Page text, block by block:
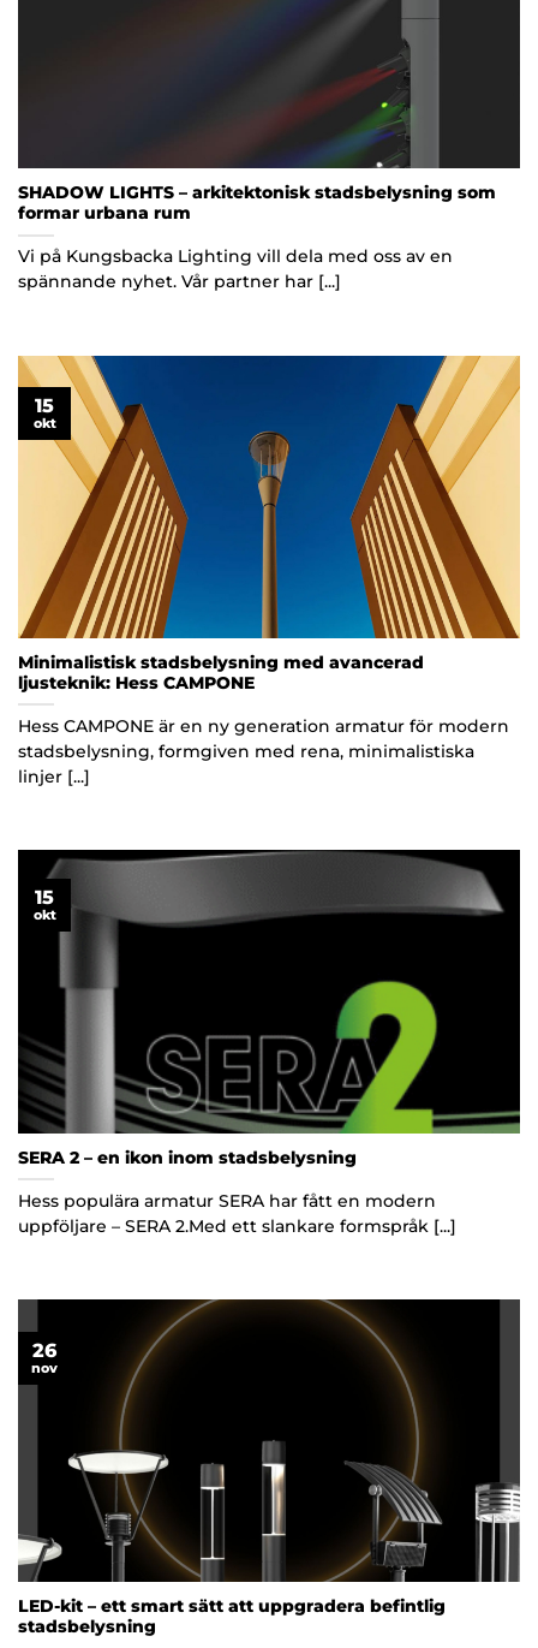
SHADOW LIGHTS – arkitektonisk stadsbelysning som
formar urbana rum
Vi på Kungsbacka Lighting vill dela med oss av en
spännande nyhet. Vår partner har [...]
Minimalistisk stadsbelysning med avancerad
ljusteknik: Hess CAMPONE
Hess CAMPONE är en ny generation armatur för modern
stadsbelysning, formgiven med rena, minimalistiska
linjer [...]
15
okt
SERA 2 – en ikon inom stadsbelysning
Hess populära armatur SERA har fått en modern
uppföljare – SERA 2.Med ett slankare formspråk [...]
15
okt
LED-kit – ett smart sätt att uppgradera befintlig
stadsbelysning
26
nov